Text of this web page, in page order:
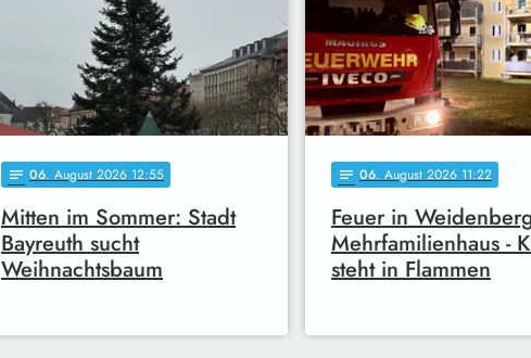
notes 06. August 2026 12:55
Mitten im Sommer: Stadt
Bayreuth sucht
Weihnachtsbaum
notes 06. August 2026 11:22
Feuer in
Mehrfamilienhaus -
steht in Flammen